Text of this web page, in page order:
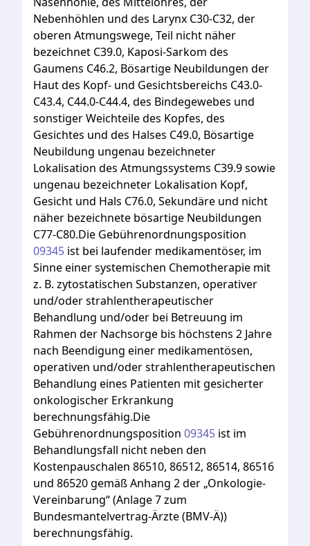
Nebenhöhlen und des Larynx C30-C32, der
oberen Atmungswege, Teil nicht näher
bezeichnet C39.0, Kaposi-Sarkom des
Gaumens C46.2, Bösartige Neubildungen der
Hautdes Kopf- und Gesichtsbereichs C43.0-
C43.4, C44.0-C44.4, des Bindegewebes und
sonstigerWeichteiledes Kopfes, des
Gesichtes und des Halses C49.0, Bösartige
Neubildung ungenau bezeichneter
Lokalisation des Atmungssystems C39.9sowie
ungenau bezeichneter Lokalisation Kopf,
Gesicht und Hals C76.0, Sekundäre und nicht
näher bezeichnete bösartige Neubildungen
C77-C80.Die Gebührenordnungsposition
09345 ist bei laufender medikamentöser, im
Sinneeinersystemischen Chemotherapie mit
z. B. zytostatischen Substanzen, operativer
und/oderstrahlentherapeutischer
Behandlung und/oder bei Betreuung im
Rahmen der Nachsorge bis höchstens 2 Jahre
nach Beendigung einer medikamentösen,
operativen und/oderstrahlentherapeutischen
Behandlung eines Patienten mitgesicherter
onkologischer Erkrankung
berechnungsfähig.Die
Gebührenordnungsposition 09345 ist im
Behandlungsfall nicht neben den
Kostenpauschalen 86510, 86512, 86514, 86516
und 86520gemäßAnhang 2der „Onkologie-
Vereinbarung“(Anlage7zum
Bundesmantelvertrag-Ärzte(BMV-Ä))
berechnungsfähig.